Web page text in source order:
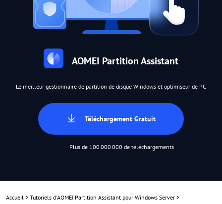
AOMEI Partition Assistant
Le meilleur gestionnaire de partition de disque Windows et optimiseur de PC
Téléchargement Gratuit
Plus de 100 000 000 de téléchargements
Accueil > Tutoriels d'AOMEI Partition Assistant pour Windows Server >